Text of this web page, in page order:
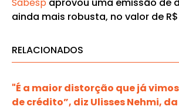
Sabespaprovou uma emissão de
ainda mais robusta, no valor de
RELACIONADOS
"É a maior distorção que já
de crédito”, diz Ulisses Nehmi,